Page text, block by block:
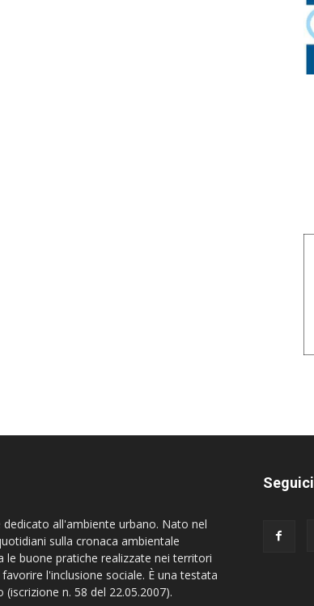
all'ambiente urbano. Nato nel
sulla cronaca ambientale
le buone pratiche realizzate nei territori
l'inclusione sociale. È una testata
n. 58 del 22.05.2007).
Seguici